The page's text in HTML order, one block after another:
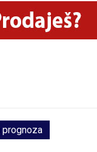
prognoza